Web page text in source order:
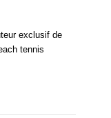
exclusif de
tennis